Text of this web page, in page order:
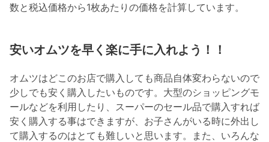
数と税込価格から1枚あたりの価格を計算しています。
安いオムツを早く楽に手に入れよう！！
オムツはどこのお店で購入しても商品自体変わらないので
少しでも安く購入したいものです。大型のショッピングモ
ールなどを利用したり、スーパーのセール品で購入すれば
安く購入する事はできますが、お子さんがいる時に外出し
て購入するのはとても難しいと思います。また、いろんな